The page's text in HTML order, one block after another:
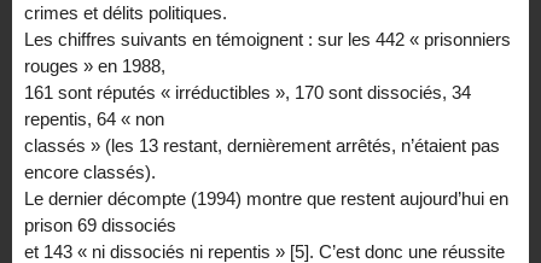
crimes et délits politiques.
Les chiffres suivants en témoignent : sur les 442 « prisonniers
rouges » en 1988,
161 sont réputés « irréductibles », 170 sont dissociés, 34
repentis, 64 « non
classés » (les 13 restant, dernièrement arrêtés, n’étaient pas
encore classés).
Le dernier décompte (1994) montre que restent aujourd’hui en
prison 69 dissociés
et 143 « ni dissociés ni repentis » [5]. C’est donc une réussite